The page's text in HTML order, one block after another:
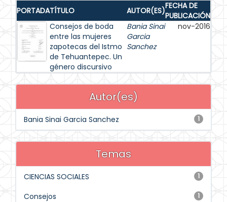
PORTADATÍTULO AUTOR(ES)FECHA DE
PUBLICACIÓN
Consejos de boda
entre las mujeres
zapotecas del Istmo
de Tehuantepec. Un
género discursivo
Bania Sinai
Garcia
Sanchez
nov-2016
Autor(es)
1
Bania Sinai Garcia Sanchez
Temas
1
CIENCIAS SOCIALES
1
Consejos